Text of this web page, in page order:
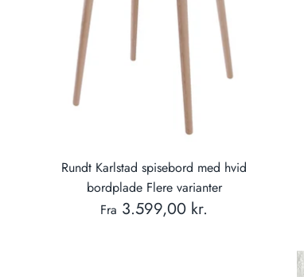
Rundt Karlstad spisebord med hvid
bordplade Flere varianter
Fra 3.599,00 kr.